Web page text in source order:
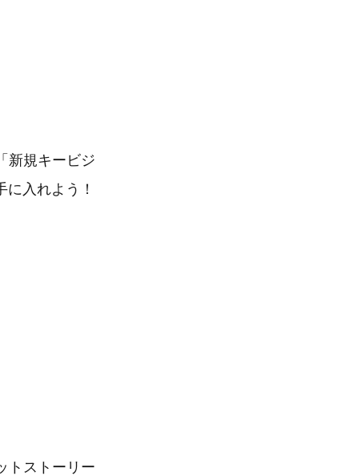
新規キービジ
入れよう！
トストーリー